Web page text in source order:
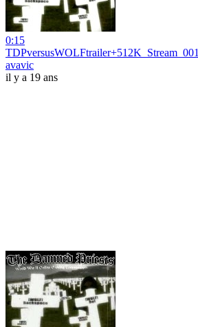
0:15
TDPversusWOLFtrailer+512K_Stream_001
avavic
il y a 19 ans